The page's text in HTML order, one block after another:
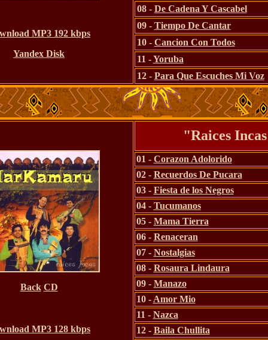
MP3 192 kbps
Yandex Disk
08 - De Cadena Y Cascabel
09 - Tiempo De Cantar
10 - Cancion Con Todos
11 -Yoruba
12 - Para Que Escuches Mi Voz
Back CD
MP3 128 kbps
"Raices
01 - Corazon Adolorido
02 - Recuerdos De Pucara
03 - Fiesta de los Negros
04 - Tucumanos
05 - Mama Tierra
06 - Renaceran
07 - Nostalgias
08 - Rosaura Lindaura
09 - Manazo
10 - Amor Mio
11 - Nazca
12 - Baila Chullita